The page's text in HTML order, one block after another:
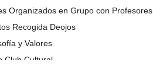
Organizados en Grupo con Profesores
Recogida Deojos
y Valores
Club Cultural